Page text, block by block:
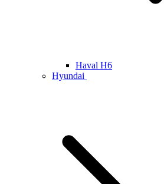
Haval H6
Hyundai